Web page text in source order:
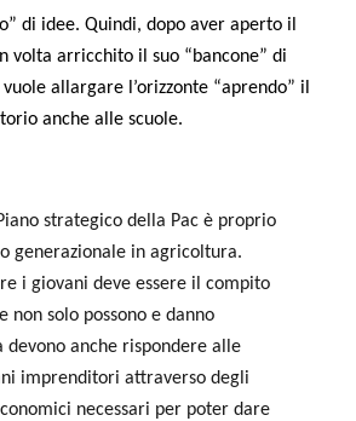
di idee. Quindi, dopo aver aperto il
volta arricchito il suo “bancone” di
allargare l’orizzonte “aprendo” il
anche alle scuole.
strategico della Pac è proprio
generazionale in agricoltura.
i giovani deve essere il compito
non solo possono e danno
devono anche rispondere alle
imprenditori attraverso degli
necessari per poter dare